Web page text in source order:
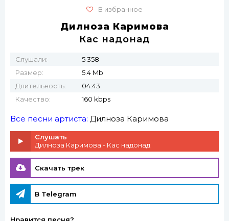
В избранное
Дилноза Каримова
Кас надонад
Слушали:
5 358
Размер:
5.4 Mb
Длительность:
04:43
Качество:
160 kbps
Все песни артиста: Дилноза Каримова
Слушать
Дилноза Каримова - Кас надонад
Скачать трек
В Telegram